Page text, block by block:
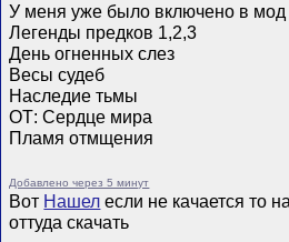
У меня уже было включено в мод
Легенды предков 1,2,3
День огненных слез
Весы судеб
Наследие тьмы
ОТ: Сердце мира
Пламя отмщения
Добавлено через 5 минут
Вот Нашел если не качается то
оттуда скачать